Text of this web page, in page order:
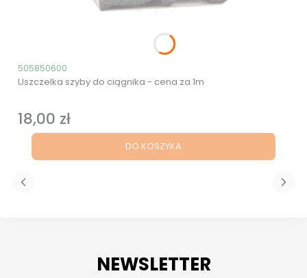
Kod produktu
505850600
Uszczelka szyby do ciągnika - cena za 1m
Cena
18,00 zł
DO KOSZYKA
NEWSLETTER